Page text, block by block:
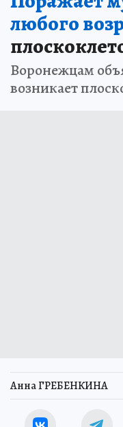
любого
Воронежцам
возникает
Анна ГРЕБЕНКИНА